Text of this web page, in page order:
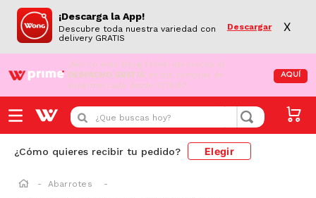
¡Descarga la App!
Descubre toda nuestra variedad con
delivery GRATIS
Descargar X
¡Aún no eres Wong Prime! Aprovecha el
DESPACHO GRATIS en tus compras de
supermercado desde S/79.90
AQUÍ
¿Que buscas hoy?
¿Cómo quieres recibir tu pedido? Elegir
Abarrotes